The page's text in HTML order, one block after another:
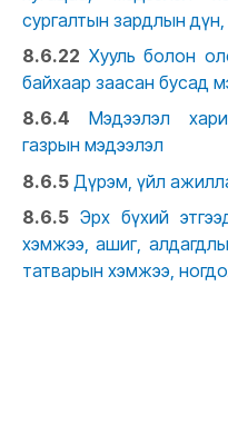
сургалтын зардлын дүн,
8.6.22 Хууль болон
байхаар заасан бусад
8.6.4
Мэдээлэл
газрын мэдээлэл
8.6.5 Дүрэм, үйл
8.6.5 Эрх бүхий
хэмжээ, ашиг, алдагдлын
татварын хэмжээ,